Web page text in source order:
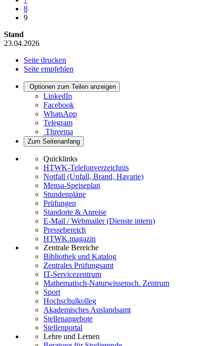
8
9
Stand
23.04.2026
Seite drucken
Seite empfehlen
Optionen zum Teilen anzeigen
LinkedIn
Facebook
WhatsApp
Telegram
Threema
Zum Seitenanfang
Quicklinks
HTWK-Telefonverzeichnis
Notfall (Unfall, Brand, Havarie)
Mensa-Speiseplan
Stundenpläne
Prüfungen
Standorte & Anreise
E-Mail / Webmailer (Dienste intern)
Pressebereich
HTWK.magazin
Zentrale Bereiche
Bibliothek und Katalog
Zentrales Prüfungsamt
IT-Servicezentrum
Mathematisch-Naturwissensch. Zentrum
Sport
Hochschulkolleg
Akademisches Auslandsamt
Stellenangebote
Stellenportal
Lehre und Lernen